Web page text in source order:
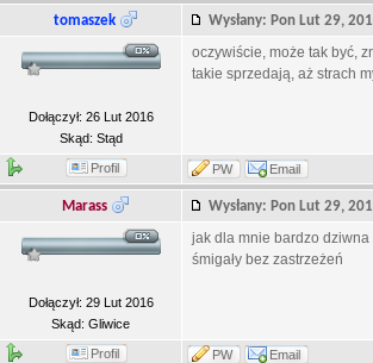
tomaszek Wysłany: Pon Lut 29,
Dołączył: 26 Lut 2016
Skąd: Stąd
oczywiście, może tak być,
takie sprzedają, aż strach
Profil PW Email
Marass Wysłany: Pon Lut 29,
Dołączył: 29 Lut 2016
Skąd: Gliwice
jak dla mnie bardzo dziwna
śmigały bez zastrzeżeń
Profil PW Email